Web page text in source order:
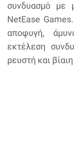
συνδυασμό με
NetEase
αποφυγή,
εκτέλεση
ρευστή και